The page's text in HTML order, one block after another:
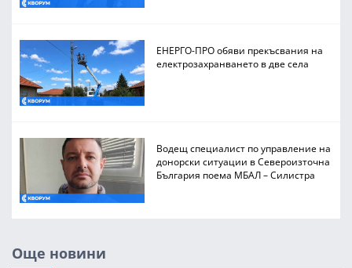
ЕНЕРГО-ПРО обяви прекъсвания на
електрозахранването в две села
Водещ специалист по управление на
донорски ситуации в Североизточна
България поема МБАЛ – Силистра
Още новини